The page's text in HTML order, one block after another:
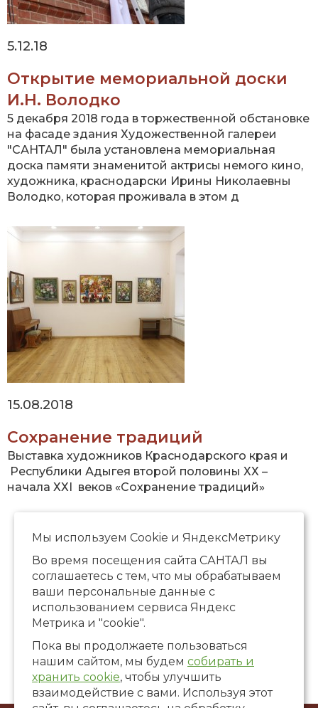
5.12.18
Открытие мемориальной доски
И.Н. Володко
5 декабря 2018 года в торжественной обстановке
на фасаде здания Художественной галереи
"САНТАЛ" была установлена мемориальная
доска памяти знаменитой актрисы немого кино,
художника, краснодарски Ирины Николаевны
Володко, которая проживала в этом д
15.08.2018
Сохранение традиций
Выставка художников Краснодарского края и
Республики Адыгея второй половины ХХ –
начала ХХI веков «Сохранение традиций»
Страницы
10
11 12 … следующая › последняя »
Мы используем Сookie и ЯндексМетрику
Во время посещения сайта САНТАЛ вы
соглашаетесь с тем, что мы обрабатываем
ваши персональные данные с
использованием сервиса Яндекс
Метрика и "cookie".
Пока вы продолжаете пользоваться
нашим сайтом, мы будем собирать и
хранить cookie, чтобы улучшить
взаимодействие с вами. Используя этот